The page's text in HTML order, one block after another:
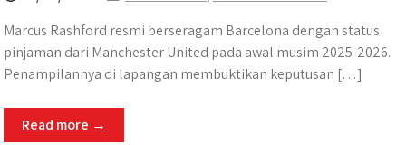
Marcus Rashford resmi berseragam Barcelona dengan status
pinjaman dari Manchester United pada awal musim 2025-2026.
Penampilannya di lapangan membuktikan keputusan […]
Read more →